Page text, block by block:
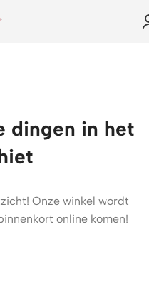
dingen in het
Onze winkel wordt
online komen!